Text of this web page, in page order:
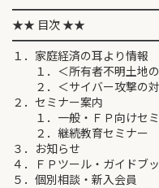
★★ 目次 ★★
１．家庭経済の耳より情報
１．＜所有者不明土地の
２．＜サイバー攻撃の対
２．セミナー案内
１．一般・ＦＰ向けセ
２．継続教育セミナー
３．お知らせ
４．ＦＰツール・ガイドブ
５．個別相談・新入会員